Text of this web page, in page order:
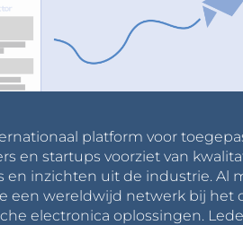
platform voor
en startups voorziet van
en inzichten uit de industrie. Al
een wereldwijd netwerk bij het
electronica oplossingen.